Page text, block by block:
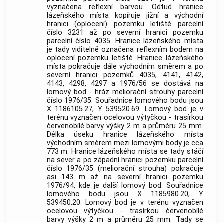
vyznačena reflexní barvou. Odtud hranice
lázeňského místa kopíruje jižní a východní
hranici (oplocení) pozemku letiště parcelní
číslo 3231 až po severní hranici pozemku
parcelní číslo 4035. Hranicelázeňského místa
je tady viditelně označena reflexním bodem na
oplocení pozemku letiště. Hranice lázeňského
místapokračuje dále východním směrem a po
severní hranici pozemků 4035, 4141, 4142,
4143, 4298, 4297 a 1976/56 se dostává na
lomový bod - hráz meliorační strouhy parcelní
číslo 1976/35. Souřadnice lomového bodu jsou
X 1186105.27, Y 539520.69. Lomový bod je v
terénu vyznačen ocelovou výtyčkou - trasírkou
červenobílé barvy výšky 2 m a průměru 25 mm.
Délka úseku hranicelázeňského místa
východním směrem mezi lomovými body je cca
773 m. Hranicelázeňského místa se tady stáčí
na sever a po západní hranici pozemku parcelní
číslo 1976/35 (meliorační strouha) pokračuje
asi 143 m až na severní hranici pozemku
1976/94, kde je další lomový bod. Souřadnice
lomového bodu jsou X 1185980.20, Y
539450.20. Lomový bod je v terénu vyznačen
ocelovou výtyčkou - trasírkou červenobílé
barvy výšky 2 m a průměru 25 mm. Tady se